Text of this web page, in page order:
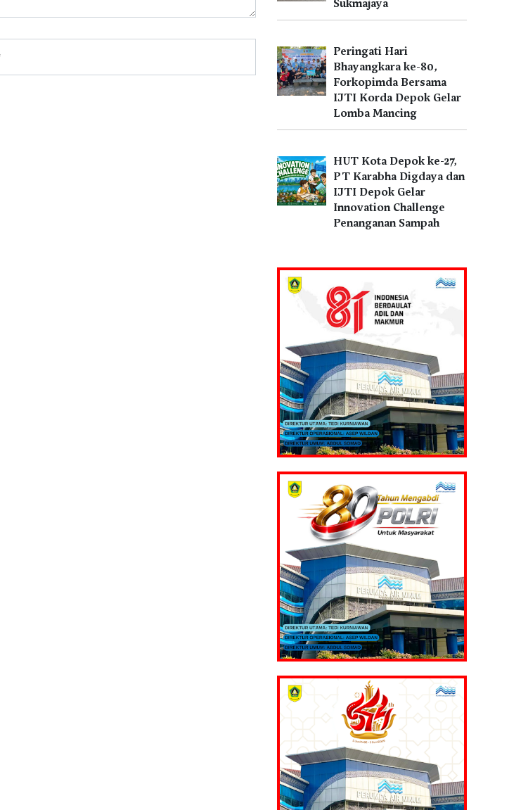
Sukmajaya
Peringati Hari
Bhayangkara ke-80,
Forkopimda Bersama
IJTI Korda Depok Gelar
Lomba Mancing
HUT Kota Depok ke-27,
PT Karabha Digdaya dan
IJTI Depok Gelar
Innovation Challenge
Penanganan Sampah